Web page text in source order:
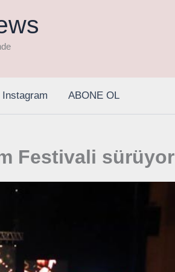
Instagram ABONE OL
Festivali sürüyor